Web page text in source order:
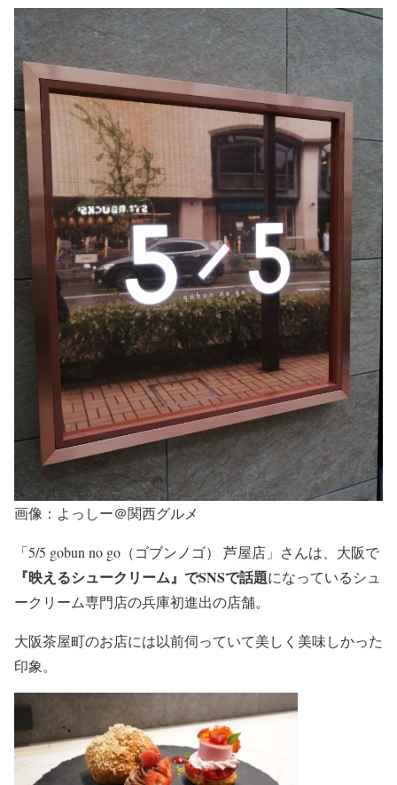
画像：よっしー＠関西グルメ
「5/5 gobun no go（ゴブンノゴ） 芦屋店」さんは、大阪で
『映えるシュークリーム』でSNSで話題になっているシュ
ークリーム専門店の兵庫初進出の店舗。
大阪茶屋町のお店には以前伺っていて美しく美味しかった
印象。